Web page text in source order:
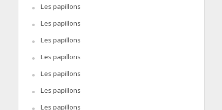
Les papillons
Les papillons
Les papillons
Les papillons
Les papillons
Les papillons
Les papillons